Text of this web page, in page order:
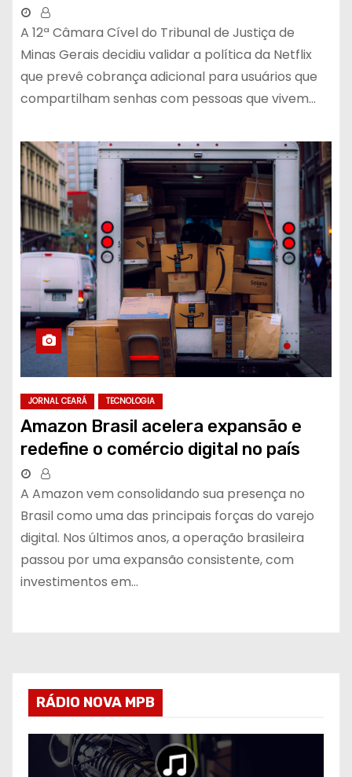
A 12ª Câmara Cível do Tribunal de Justiça de
Minas Gerais decidiu validar a política da Netflix
que prevê cobrança adicional para usuários que
compartilham senhas com pessoas que vivem…
JORNAL CEARÁ TECNOLOGIA
Amazon Brasil acelera expansão e
redefine o comércio digital no país
A Amazon vem consolidando sua presença no
Brasil como uma das principais forças do varejo
digital. Nos últimos anos, a operação brasileira
passou por uma expansão consistente, com
investimentos em…
RÁDIO NOVA MPB